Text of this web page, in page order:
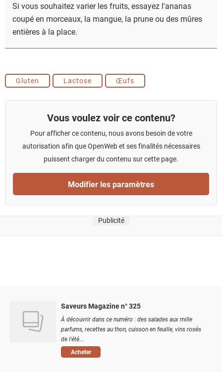
Si vous souhaitez varier les fruits, essayez l'ananas
coupé en morceaux, la mangue, la prune ou des mûres
entières à la place.
Gluten Lactose Œufs
Vous voulez voir ce contenu?
Pour afficher ce contenu, nous avons besoin de votre
autorisation afin que OpenWeb et ses finalités nécessaires
puissent charger du contenu sur cette page.
Modifier les paramètres
Publicité
Saveurs Magazine n° 325
À découvrir dans ce numéro : des salades aux mille
parfums, recettes au thon, cuisson en feuille, vins rosés
de l'été...
Acheter